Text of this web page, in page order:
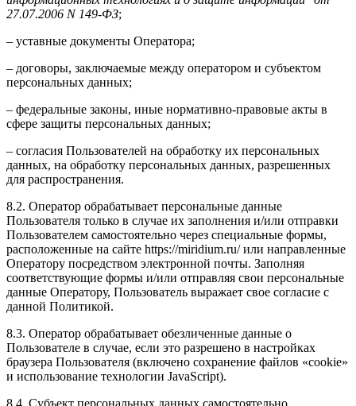
27.07.2006 N 149-ФЗ;
– уставные документы Оператора;
– договоры, заключаемые между оператором и субъектом
персональных данных;
– федеральные законы, иные нормативно-правовые акты в
сфере защиты персональных данных;
– согласия Пользователей на обработку их персональных
данных, на обработку персональных данных, разрешенных
для распространения.
8.2. Оператор обрабатывает персональные данные
Пользователя только в случае их заполнения и/или отправки
Пользователем самостоятельно через специальные формы,
расположенные на сайте https://miridium.ru/ или направленные
Оператору посредством электронной почты. Заполняя
соответствующие формы и/или отправляя свои персональные
данные Оператору, Пользователь выражает свое согласие с
данной Политикой.
8.3. Оператор обрабатывает обезличенные данные о
Пользователе в случае, если это разрешено в настройках
браузера Пользователя (включено сохранение файлов «cookie»
и использование технологии JavaScript).